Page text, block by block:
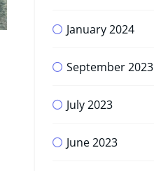
January 2024
September 2023
July 2023
June 2023